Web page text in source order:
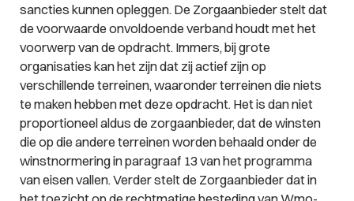
sancties kunnen opleggen. De Zorgaanbieder stelt dat
de voorwaarde onvoldoende verband houdt met het
voorwerp van de opdracht. Immers, bij grote
organisaties kan het zijn dat zij actief zijn op
verschillende terreinen, waaronder terreinen die niets
te maken hebben met deze opdracht. Het is dan niet
proportioneel aldus de zorgaanbieder, dat de winsten
die op die andere terreinen worden behaald onder de
winstnormering in paragraaf 13 van het programma
van eisen vallen. Verder stelt de Zorgaanbieder dat in